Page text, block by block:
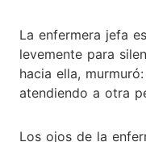
La enfermera jefa
levemente para
hacia ella,
atendiendo a otra
Los ojos de la